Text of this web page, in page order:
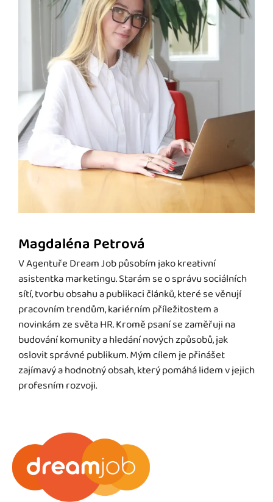
Magdaléna Petrová
V Agentuře Dream Job působím jako kreativní
asistentka marketingu. Starám se o správu sociálních
sítí, tvorbu obsahu a publikaci článků, které se věnují
pracovním trendům, kariérním příležitostem a
novinkám ze světa HR. Kromě psaní se zaměřuji na
budování komunity a hledání nových způsobů, jak
oslovit správné publikum. Mým cílem je přinášet
zajímavý a hodnotný obsah, který pomáhá lidem v jejich
profesním rozvoji.